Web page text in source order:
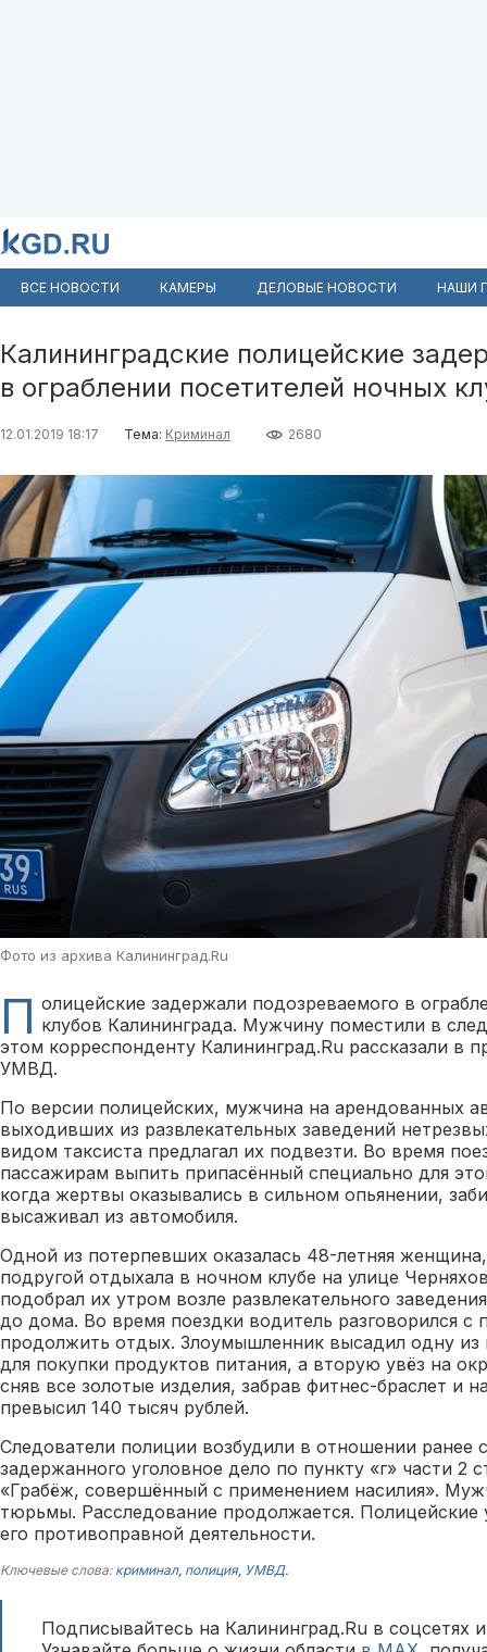
ВСЕ НОВОСТИ КАМЕРЫ ДЕЛОВЫЕ НОВОСТИ НАШИ
Калининградские полицейские
в ограблении посетителей ночных
12.01.2019 18:17 Тема: Криминал 2680
Фото из архива Калининград.Ru
П олицейские задержали подозреваемого в
клубов Калининграда. Мужчину поместили в
этом корреспонденту Калининград.Ru рассказали в
УМВД.
По версии полицейских, мужчина на арендованных
выходивших из развлекательных заведений
видом таксиста предлагал их подвезти. Во время
пассажирам выпить припасённый специально для
когда жертвы оказывались в сильном опьянении,
высаживал из автомобиля.
Одной из потерпевших оказалась 48-летняя
подругой отдыхала в ночном клубе на улице
подобрал их утром возле развлекательного
до дома. Во время поездки водитель разговорился
продолжить отдых. Злоумышленник высадил одну из
для покупки продуктов питания, а вторую увёз на
сняв все золотые изделия, забрав фитнес-браслет и
превысил 140 тысяч рублей.
Следователи полиции возбудили в отношении ранее
задержанного уголовное дело по пункту «г» части 2
«Грабёж, совершённый с применением насилия».
тюрьмы. Расследование продолжается. Полицейские
его противоправной деятельности.
Ключевые слова: криминал, полиция, УМВД.
Подписывайтесь на Калининград.Ru в соцсетях